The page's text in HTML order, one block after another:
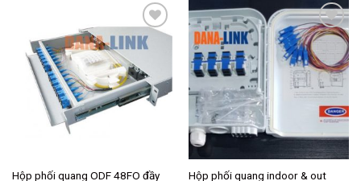
Add to
wishlist
Hộp phối quang ODF 48FO đầy
Add to
wishlist
Hộp phối quang indoor & out